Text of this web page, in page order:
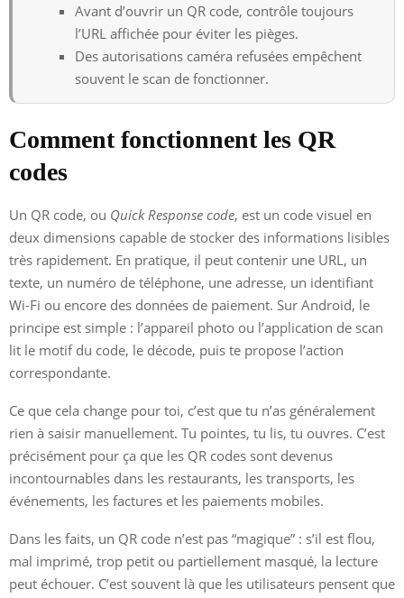
Avant d’ouvrir un QR code, contrôle toujours
l’URL affichée pour éviter les pièges.
Des autorisations caméra refusées empêchent
souvent le scan de fonctionner.
Comment fonctionnent les QR
codes
Un QR code, ou Quick Response code, est un code visuel en
deux dimensions capable de stocker des informations lisibles
très rapidement. En pratique, il peut contenir une URL, un
texte, un numéro de téléphone, une adresse, un identifiant
Wi-Fi ou encore des données de paiement. Sur Android, le
principe est simple : l’appareil photo ou l’application de scan
lit le motif du code, le décode, puis te propose l’action
correspondante.
Ce que cela change pour toi, c’est que tu n’as généralement
rien à saisir manuellement. Tu pointes, tu lis, tu ouvres. C’est
précisément pour ça que les QR codes sont devenus
incontournables dans les restaurants, les transports, les
événements, les factures et les paiements mobiles.
Dans les faits, un QR code n’est pas “magique” : s’il est flou,
mal imprimé, trop petit ou partiellement masqué, la lecture
peut échouer. C’est souvent là que les utilisateurs pensent que